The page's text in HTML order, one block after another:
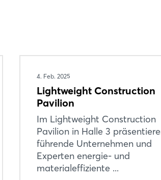
4. Feb. 2025
Lightweight Construction
Pavilion
Im Lightweight Construction
Pavilion in Halle 3
führende Unternehmen und
Experten energie- und
materialeffiziente ...